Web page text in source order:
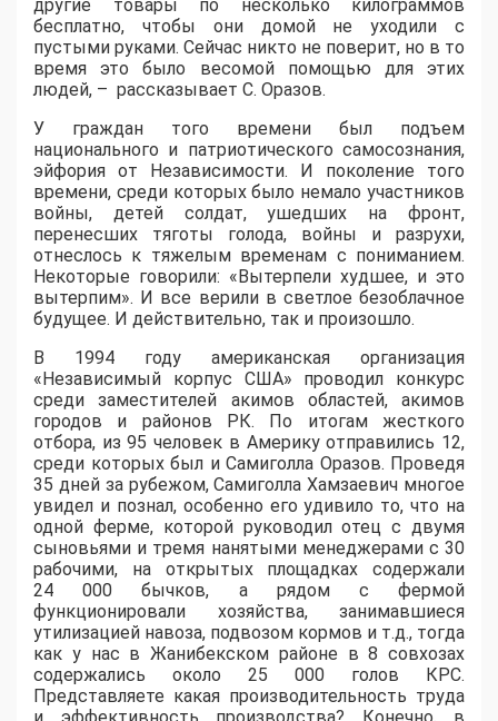
другие товары по несколько килограммов
бесплатно, чтобы они домой не уходили с
пустыми руками. Сейчас никто не поверит, но в то
время это было весомой помощью для этих
людей, – рассказывает С. Оразов.
У граждан того времени был подъем
национального и патриотического самосознания,
эйфория от Независимости. И поколение того
времени, среди которых было немало участников
войны, детей солдат, ушедших на фронт,
перенесших тяготы голода, войны и разрухи,
отнеслось к тяжелым временам с пониманием.
Некоторые говорили: «Вытерпели худшее, и это
вытерпим». И все верили в светлое безоблачное
будущее. И действительно, так и произошло.
В 1994 году американская организация
«Независимый корпус США» проводил конкурс
среди заместителей акимов областей, акимов
городов и районов РК. По итогам жесткого
отбора, из 95 человек в Америку отправились 12,
среди которых был и Самиголла Оразов. Проведя
35 дней за рубежом, Самиголла Хамзаевич многое
увидел и познал, особенно его удивило то, что на
одной ферме, которой руководил отец с двумя
сыновьями и тремя нанятыми менеджерами с 30
рабочими, на открытых площадках содержали
24 000 бычков, а рядом с фермой
функционировали хозяйства, занимавшиеся
утилизацией навоза, подвозом кормов и т.д., тогда
как у нас в Жанибекском районе в 8 совхозах
содержались около 25 000 голов КРС.
Представляете какая производительность труда